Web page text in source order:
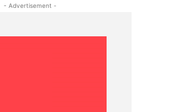
- Advertisement -